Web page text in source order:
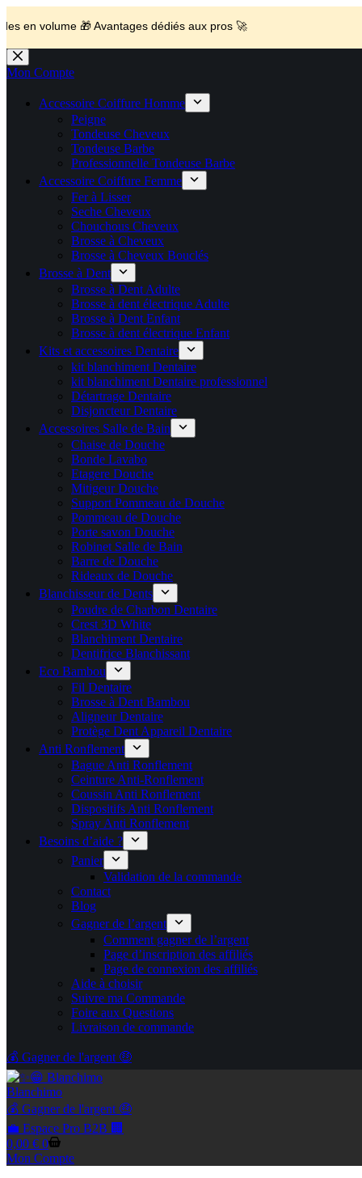
🎁 Avantages dédiés aux pros 🚀
🔥 Déjà adopté par les pros 👉 Passez en Espace Pro B2B 📦
💼 Offres réservées aux professionnels 🚀 Rejoignez l’Espace Pro
Passer
au
Mon Compte
Accessoire Coiffure Homme
Peigne
Tondeuse Cheveux
Tondeuse Barbe
Professionnelle Tondeuse Barbe
Accessoire Coiffure Femme
Fer à Lisser
Seche Cheveux
Chouchous Cheveux
Brosse à Cheveux
Brosse à Cheveux Bouclés
Brosse à Dent
Brosse à Dent Adulte
Brosse à dent électrique Adulte
Brosse à Dent Enfant
Brosse à dent électrique Enfant
Kits et accessoires Dentaire
kit blanchiment Dentaire
kit blanchiment Dentaire professionnel
Détartrage Dentaire
Disjoncteur Dentaire
Accessoires Salle de Bain
Chaise de Douche
Bonde Lavabo
Etagere Douche
Mitigeur Douche
Support Pommeau de Douche
Pommeau de Douche
Porte savon Douche
Robinet Salle de Bain
Barre de Douche
Rideaux de Douche
Blanchisseur de Dents
Poudre de Charbon Dentaire
Crest 3D White
Blanchiment Dentaire
Dentifrice Blanchissant
Eco Bambou
Fil Dentaire
Brosse à Dent Bambou
Aligneur Dentaire
Protège Dent Appareil Dentaire
Anti Ronflement
Bague Anti Ronflement
Ceinture Anti-Ronflement
Coussin Anti Ronflement
Dispositifs Anti Ronflement
Spray Anti Ronflement
Besoins d’aide ?
Panier
Validation de la commande
Contact
Blog
Gagner de l’argent
Comment gagner de l’argent
Page d’inscription des affiliés
Page de connexion des affiliés
Aide à choisir
Suivre ma Commande
Foire aux Questions
Livraison de commande
💰 Gagner de l'argent 🤑
Blanchimo
💰 Gagner de l'argent 🤑
💼 Espace Pro B2B 🏢
Panier
d’achat
0,00 € 0
Mon Compte